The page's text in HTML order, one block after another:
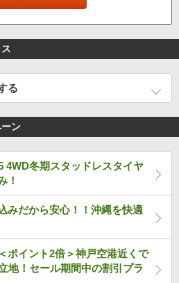
る
ン
4WD冬期スタッドレスタイヤ
！
みだから安心！！沖縄を快適
ポイント2倍＞神戸空港近くで
地！セール期間中の割引プラ